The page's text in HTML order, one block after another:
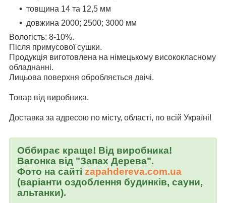
товщина 14 та 12,5 мм
довжина 2000; 2500; 3000 мм
Вологість: 8-10%.
Після примусової сушки.
Продукція виготовлена на німецькому висококласному
обладнанні.
Лицьова поверхня обробляється двічі.
Товар від виробника.
Доставка за адресою по місту, області, по всій Україні!
Оббирає краще! Від виробника!
Вагонка від "Запах Дерева".
Фото на сайті zapahdereva.com.ua
(варіанти оздоблення будинків, сауни,
альтанки).